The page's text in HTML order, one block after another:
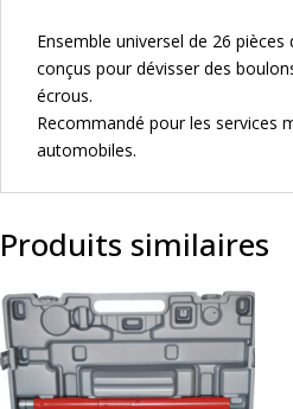
Ensemble universel de 26
conçus pour dévisser des
écrous.
Recommandé pour les services
automobiles.
Produits similaires